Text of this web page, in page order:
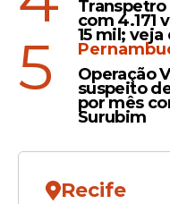
da
Veja Também
com 4.171
15 mil;
5
Operação
suspeito
por mês
Surubim
Recife